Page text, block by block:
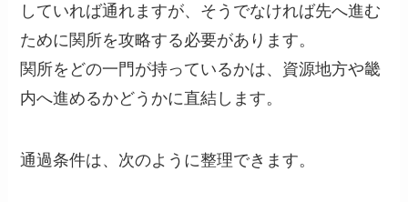
していれば通れますが、そうでなければ先へ進む
ために関所を攻略する必要があります。
関所をどの一門が持っているかは、資源地方や畿
内へ進めるかどうかに直結します。
通過条件は、次のように整理できます。